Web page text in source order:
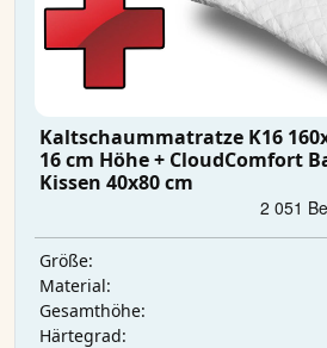
Kaltschaummatratze K16
16 cm Höhe + CloudComfort
Kissen 40x80 cm
Größe:
Material:
Gesamthöhe:
Härtegrad: